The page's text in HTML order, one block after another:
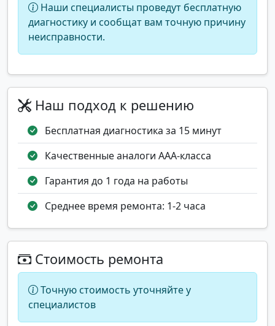
Наши специалисты проведут бесплатную
диагностику и сообщат вам точную причину
неисправности.
Наш подход к решению
Бесплатная диагностика за 15 минут
Качественные аналоги AAA-класса
Гарантия до 1 года на работы
Среднее время ремонта: 1-2 часа
Стоимость ремонта
Точную стоимость уточняйте у
специалистов